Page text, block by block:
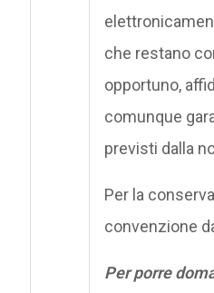
che restano
opportuno,
comunque
previsti dalla
Per la
convenzione
Per porre